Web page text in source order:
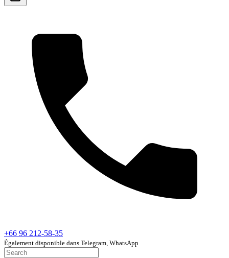
+66 96 212-58-35
Également disponible dans Telegram, WhatsApp